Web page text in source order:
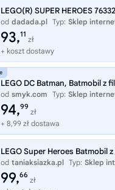
od dadada.pl Typ: Sklep
93,11
zł
+ koszt dostawy
od smyk.com Typ: Sklep
94,99
zł
+ 8,99 zł dostawa
od taniaksiazka.pl Typ: Sklep
99,66
zł